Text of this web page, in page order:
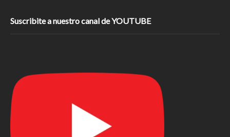
Suscribite a nuestro canal de YOUTUBE